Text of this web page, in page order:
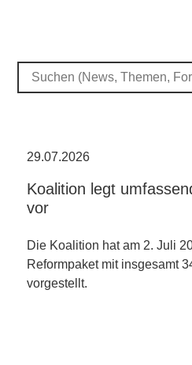
29.07.2026
Koalition legt
vor
Die Koalition hat am 2. Juli
Reformpaket mit insgesamt
vorgestellt.